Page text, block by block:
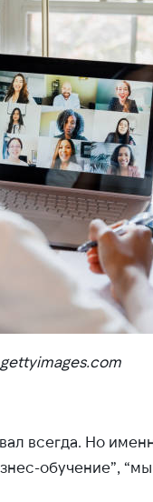
всегда. Но
обучение”,